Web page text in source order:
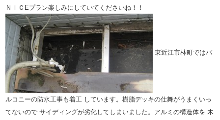
ＮＩＣEプラン楽しみにしていてくださいね！！
東近江市林町ではバ
ルコニーの防水工事も着工 しています。樹脂デッキの仕舞がうまくいっ
てないので サイディングが劣化してしまいました。アルミの構造体を 木